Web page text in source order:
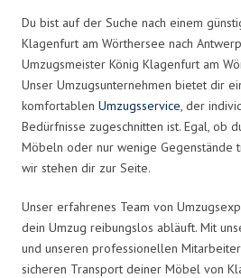
Du bist auf der Suche nach einem
Klagenfurt am Wörthersee nach
Umzugsmeister König Klagenfurt am
Unser Umzugsunternehmen bietet dir
komfortablen Umzugsservice, der
Bedürfnisse zugeschnitten ist. Egal, ob
Möbeln oder nur wenige Gegenstände
wir stehen dir zur Seite.
Unser erfahrenes Team von
dein Umzug reibungslos abläuft. Mit
und unseren professionellen
sicheren Transport deiner Möbel von